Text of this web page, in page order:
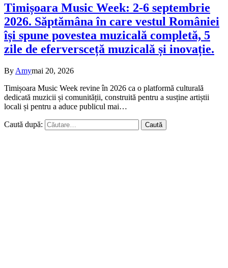
Timișoara Music Week: 2-6 septembrie
2026. Săptămâna în care vestul României
își spune povestea muzicală completă, 5
zile de eferversceță muzicală și inovație.
By Amymai 20, 2026
Timișoara Music Week revine în 2026 ca o platformă culturală
dedicată muzicii și comunității, construită pentru a susține artiștii
locali și pentru a aduce publicul mai…
Caută după: